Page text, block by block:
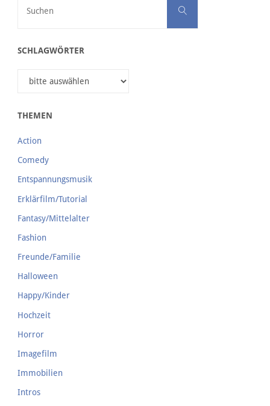
Suchen
SCHLAGWÖRTER
THEMEN
Action
Comedy
Entspannungsmusik
Erklärfilm/Tutorial
Fantasy/Mittelalter
Fashion
Freunde/Familie
Halloween
Happy/Kinder
Hochzeit
Horror
Imagefilm
Immobilien
Intros